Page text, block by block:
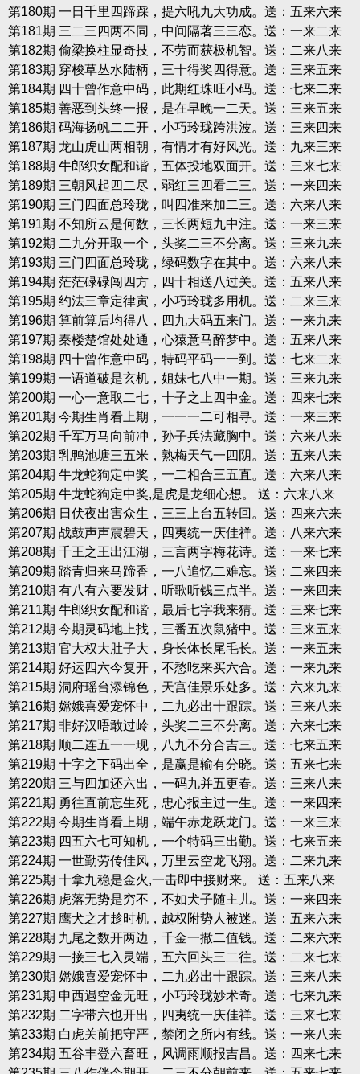
第180期 一日千里四蹄踩，提六吼九大功成。送：五来六来
第181期 三二三四两不同，中间隔著三三恋。送：一来二来
第182期 偷梁换柱显奇技，不劳而获极机智。送：二来八来
第183期 穿梭草丛水陆柄，三十得奖四得意。送：三来五来
第184期 四十曾作意中码，此期红珠旺小码。送：七来二来
第185期 善恶到头终一报，是在早晚一二天。送：三来五来
第186期 码海扬帆二二开，小巧玲珑跨洪波。送：三来四来
第187期 龙山虎山两相朝，有情才有好风光。送：九来三来
第188期 牛郎织女配和谐，五体投地双面开。送：三来七来
第189期 三朝风起四二尽，弱红三四看二三。送：一来四来
第190期 三门四面总玲珑，叫四准来加二三。送：六来八来
第191期 不知所云是何数，三长两短九中注。送：一来三来
第192期 二九分开取一个，头奖二三不分离。送：三来九来
第193期 三门四面总玲珑，绿码数字在其中。送：六来八来
第194期 茫茫碌碌闯四方，四十相送八过关。送：五来八来
第195期 约法三章定律寅，小巧玲珑多用机。送：二来三来
第196期 算前算后均得八，四九大码五来门。送：一来九来
第197期 秦楼楚馆处处通，心猿意马醉梦中。送：五来八来
第198期 四十曾作意中码，特码平码一一到。送：七来二来
第199期 一语道破是玄机，姐妹七八中一期。送：三来九来
第200期 一心一意取二七，十子之上四中金。送：四来七来
第201期 今期生肖看上期，一一一二可相寻。送：一来三来
第202期 千军万马向前冲，孙子兵法藏胸中。送：六来八来
第203期 乳鸭池塘三五米，熟梅天气一四阴。送：五来八来
第204期 牛龙蛇狗定中奖，一二相合三五直。送：六来八来
第205期 牛龙蛇狗定中奖,是虎是龙细心想。 送：六来八来
第206期 日伏夜出害众生，三三上台五转回。送：四来六来
第207期 战鼓声声震碧天，四夷统一庆佳祥。送：八来六来
第208期 千王之王出江湖，三言两字梅花诗。送：一来七来
第209期 踏青归来马蹄香，一八追忆二难忘。送：二来四来
第210期 有八有六要发财，听歌听钱三点半。送：一来四来
第211期 牛郎织女配和谐，最后七字我来猜。送：三来七来
第212期 今期灵码地上找，三番五次鼠猪中。送：三来五来
第213期 官大权大肚子大，身长体长尾毛长。送：一来五来
第214期 好运四六今复开，不愁吃来买六合。送：一来九来
第215期 洞府瑶台添锦色，天宫佳景乐处多。送：六来九来
第216期 嫦娥喜爱宠怀中，二九必出十跟踪。送：三来八来
第217期 非好汉唔敢过岭，头奖二三不分离。送：六来七来
第218期 顺二连五一一现，八九不分合吉三。送：七来五来
第219期 十字之下码出全，是赢是输有分晓。送：五来七来
第220期 三与四加还六出，一码九并五更春。送：三来八来
第221期 勇往直前忘生死，忠心报主过一生。送：一来四来
第222期 今期生肖看上期，端午赤龙跃龙门。送：一来三来
第223期 四五六七可知机，一个特码三出勤。送：七来五来
第224期 一世勤劳传佳风，万里云空龙飞翔。送：二来九来
第225期 十拿九稳是金火,一击即中接财来。 送：五来八来
第226期 虎落无势是穷不，不如犬子随主儿。送：一来四来
第227期 鹰犬之才趁时机，越权附势人被迷。送：五来六来
第228期 九尾之数开两边，千金一撒二值钱。送：二来六来
第229期 一接三七入灵端，五六回头三二往。送：二来七来
第230期 嫦娥喜爱宠怀中，二九必出十跟踪。送：三来八来
第231期 申西遇空金无旺，小巧玲珑妙术奇。送：七来九来
第232期 二字带六也开出，四夷统一庆佳祥。送：三来七来
第233期 白虎关前把守严，禁闭之所内有线。送：一来八来
第234期 五谷丰登六畜旺，风调雨顺报吉昌。送：四来七来